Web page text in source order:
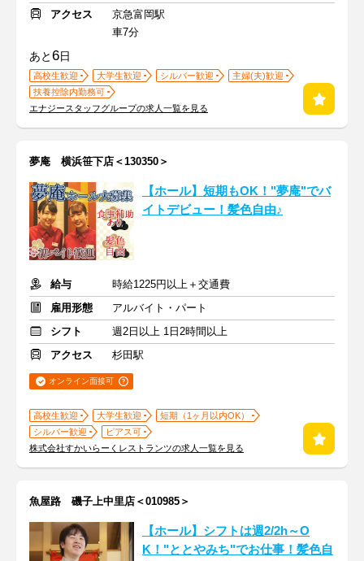
アクセス
京急富岡駅
車7分
あと6日
高校生歓迎 大学生歓迎 シルバー歓迎
主婦(夫)歓迎
扶養控除内勤務可
エナジースタッフグループの求人一覧を見る
夢庵 横浜笹下店＜130350＞
【ホール】短期もOK！"夢庵"でバ
イトデビュー！髪色自由♪
給与
時給1225円以上＋交通費
雇用形態
アルバイト・パート
シフト
週2日以上 1日2時間以上
アクセス
杉田駅
オンライン面接可
高校生歓迎 大学生歓迎
短期（1ヶ月以内OK）
シルバー歓迎
ピアス可
株式会社すかいらーくレストランツの求人一覧を見る
魚屋路 磯子上中里店＜010985＞
【ホール】シフトは週2/2h～O
K！"ととやみち"でお仕事！髪色自